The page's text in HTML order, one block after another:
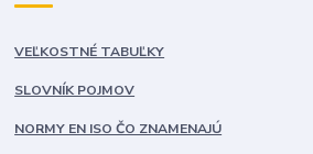
VEĽKOSTNÉ TABUĽKY
SLOVNÍK POJMOV
NORMY EN ISO ČO ZNAMENAJÚ